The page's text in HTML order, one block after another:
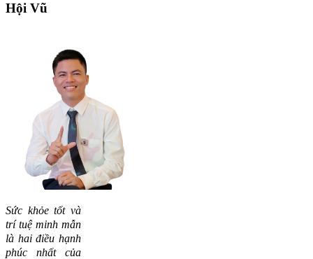
Hội Vũ
Sức khỏe tốt và
trí tuệ minh mẫn
là hai điều hạnh
phúc nhất của